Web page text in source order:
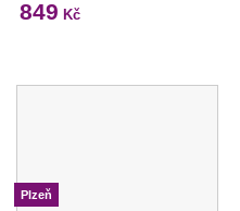
849 Kč
Plzeň